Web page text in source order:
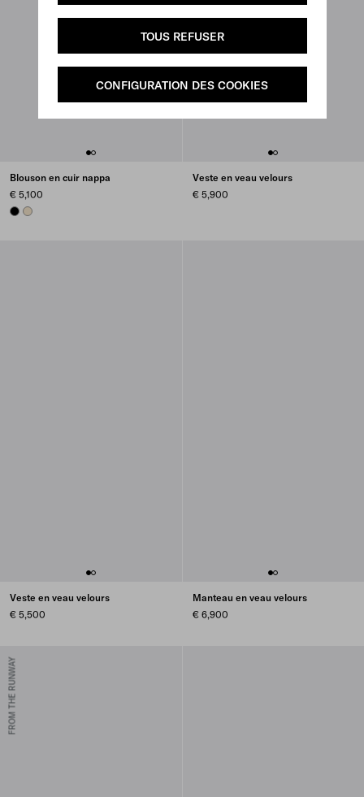
TOUS REFUSER
CONFIGURATION DES COOKIES
Blouson en cuir nappa
€ 5,100
BLACKIVORY
Veste en veau velours
€ 5,900
Veste en veau velours
€ 5,500
Manteau en veau velours
€ 6,900
FROM THE RUNWAY